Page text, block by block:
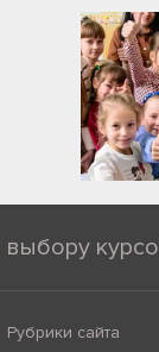
Рубрики сайта